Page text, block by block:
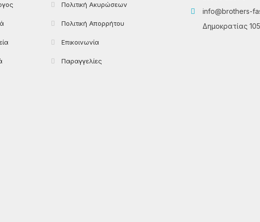
Πολιτική Ακυρώσεων
Πολιτική Απορρήτου
Επικοινωνία
Παραγγελίες
info@brothers-
Δημοκρατίας